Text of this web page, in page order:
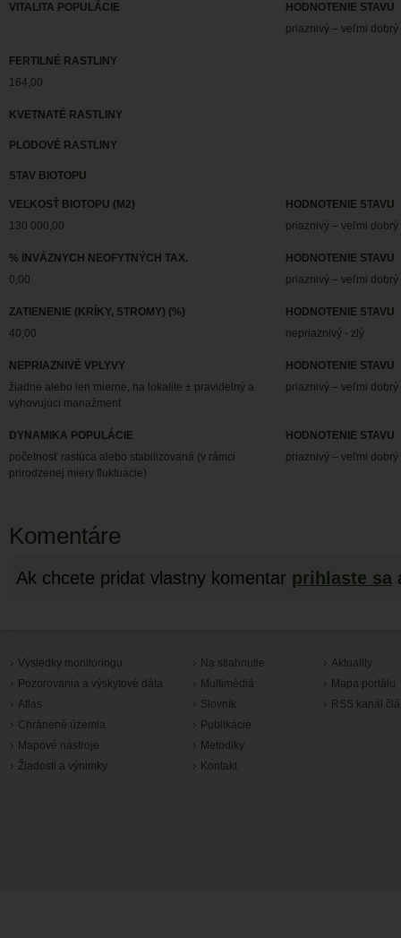
VITALITA POPULÁCIE
HODNOTENIE STAVU
priaznivý – veľmi dobrý
FERTILNÉ RASTLINY
164,00
KVETNATÉ RASTLINY
PLODOVÉ RASTLINY
STAV BIOTOPU
VEĽKOSŤ BIOTOPU (M2)
130 000,00
HODNOTENIE STAVU
priaznivý – veľmi dobrý
% INVÁZNYCH NEOFYTNÝCH TAX.
0,00
HODNOTENIE STAVU
priaznivý – veľmi dobrý
ZATIENENIE (KRÍKY, STROMY) (%)
40,00
HODNOTENIE STAVU
nepriaznivý - zlý
NEPRIAZNIVÉ VPLYVY
žiadne alebo len mierne, na lokalite ± pravidelný a
vyhovujúci manažment
HODNOTENIE STAVU
priaznivý – veľmi dobrý
DYNAMIKA POPULÁCIE
početnosť rastúca alebo stabilizovaná (v rámci
prirodzenej miery fluktuácie)
HODNOTENIE STAVU
priaznivý – veľmi dobrý
Komentáre
Ak chcete pridat vlastny komentar prihlaste sa
Výsledky monitoringu
Pozorovania a výskytové dáta
Atlas
Chránené územia
Mapové nástroje
Žiadosti a výnimky
Na stiahnutie
Multimédiá
Slovník
Publikácie
Metodiky
Kontakt
Aktuality
Mapa portálu
RSS kanál